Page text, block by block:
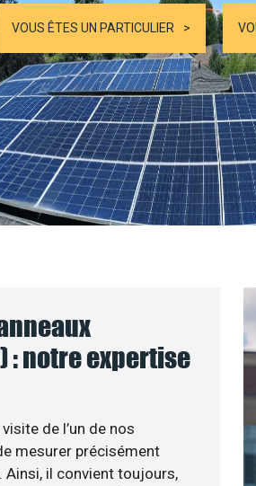
VOUS ÊTES UN PARTICULIER
: notre expertise
de l’un de nos
mesurer précisément
Ainsi, il convient toujours,